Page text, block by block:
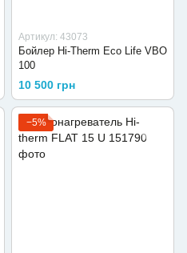
Артикул: 43073
Бойлер Hi-Therm Eco Life VBO
100
10 500 грн
−5%